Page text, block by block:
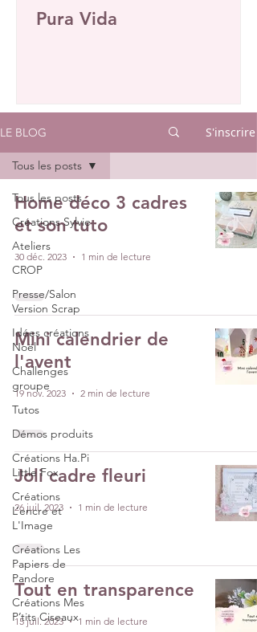
Pura Vida
LE BLOG S'inscrire
Tous les posts
Créations Sylvie
Ateliers
CROP
Presse/Salon
Version Scrap
Idées créations
Noël
Challenges
groupe
Tutos
Démos produits
Créations Ha.Pi
Little Fox
Créations
L’encre et
L'Image
Créations Les
Papiers de
Pandore
Créations Mes
P’tits Ciseaux
Tous les posts
Home déco 3 cadres
et son tuto
30 déc. 2023 1 min de lecture
Mini calendrier de
l'avent
19 nov. 2023 2 min de lecture
Joli cadre fleuri
26 juil. 2023 1 min de lecture
Tout en transparence
15 juil. 2023 1 min de lecture